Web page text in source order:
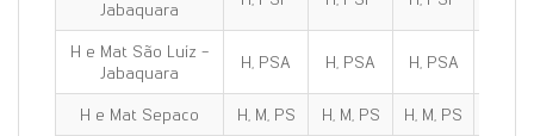
Jabaquara
H e Mat São Luíz -
Jabaquara
H, PSA H, PSA H, PSA
H e Mat Sepaco H, M, PS H, M, PS H, M, PS